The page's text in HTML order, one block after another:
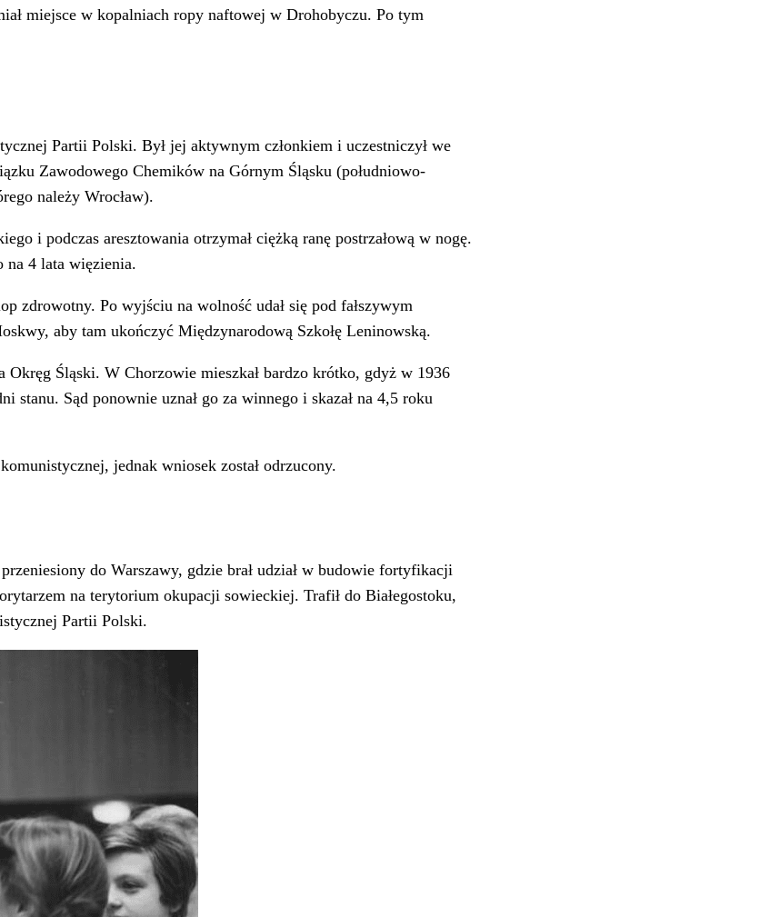
miejsce w kopalniach ropy naftowej w Drohobyczu. Po tym
Partii Polski. Był jej aktywnym członkiem i uczestniczył we
Zawodowego Chemików na Górnym Śląsku (południowo-
należy Wrocław).
i podczas aresztowania otrzymał ciężką ranę postrzałową w nogę.
na 4 lata więzienia.
zdrowotny. Po wyjściu na wolność udał się pod fałszywym
aby tam ukończyć Międzynarodową Szkołę Leninowską.
Śląski. W Chorzowie mieszkał bardzo krótko, gdyż w 1936
stanu. Sąd ponownie uznał go za winnego i skazał na 4,5 roku
jednak wniosek został odrzucony.
do Warszawy, gdzie brał udział w budowie fortyfikacji
na terytorium okupacji sowieckiej. Trafił do Białegostoku,
Partii Polski.